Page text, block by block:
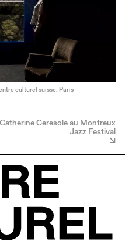
culturel suisse. Paris
Catherine Ceresole au Montreux
Jazz Festival